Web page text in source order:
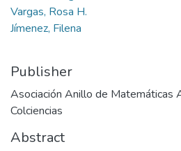
Vargas, Rosa H.
Jímenez, Filena
Publisher
Asociación Anillo de Matemáticas
Colciencias
Abstract